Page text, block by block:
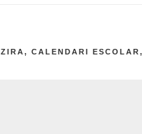
,CALENDARI ESCOLAR